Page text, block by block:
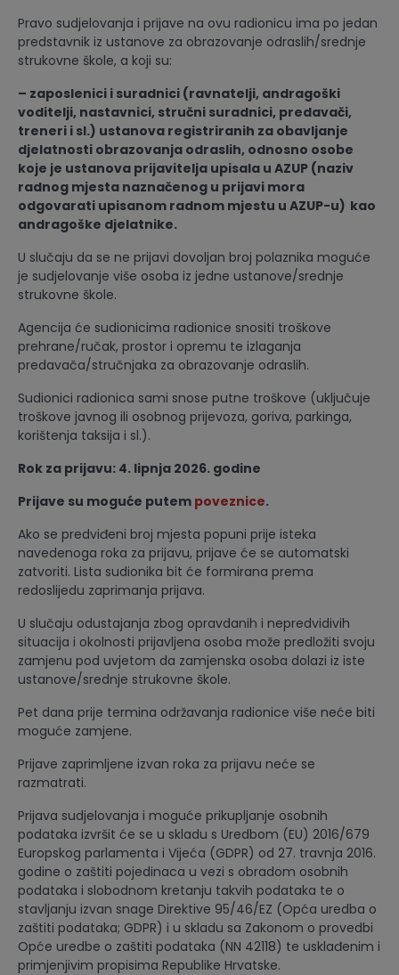
Pravo sudjelovanja i prijave na ovu radionicu ima po jedan
predstavnik iz ustanove za obrazovanje odraslih/srednje
strukovne škole, a koji su:
– zaposlenici i suradnici (ravnatelji, andragoški
voditelji, nastavnici, stručni suradnici, predavači,
treneri i sl.) ustanova registriranih za obavljanje
djelatnosti obrazovanja odraslih, odnosno osobe
koje je ustanova prijavitelja upisala u AZUP (naziv
radnog mjesta naznačenog u prijavi mora
odgovarati upisanom radnom mjestu u AZUP-u) kao
andragoške djelatnike.
U slučaju da se ne prijavi dovoljan broj polaznika moguće
je sudjelovanje više osoba iz jedne ustanove/srednje
strukovne škole.
Agencija će sudionicima radionice snositi troškove
prehrane/ručak, prostor i opremu te izlaganja
predavača/stručnjaka za obrazovanje odraslih.
Sudionici radionica sami snose putne troškove (uključuje
troškove javnog ili osobnog prijevoza, goriva, parkinga,
korištenja taksija i sl.).
Rok za prijavu: 4. lipnja 2026. godine
Prijave su moguće putem poveznice.
Ako se predviđeni broj mjesta popuni prije isteka
navedenoga roka za prijavu, prijave će se automatski
zatvoriti. Lista sudionika bit će formirana prema
redoslijedu zaprimanja prijava.
U slučaju odustajanja zbog opravdanih i nepredvidivih
situacija i okolnosti prijavljena osoba može predložiti svoju
zamjenu pod uvjetom da zamjenska osoba dolazi iz iste
ustanove/srednje strukovne škole.
Pet dana prije termina održavanja radionice više neće biti
moguće zamjene.
Prijave zaprimljene izvan roka za prijavu neće se
razmatrati.
Prijava sudjelovanja i moguće prikupljanje osobnih
podataka izvršit će se u skladu s Uredbom (EU) 2016/679
Europskog parlamenta i Vijeća (GDPR) od 27. travnja 2016.
godine o zaštiti pojedinaca u vezi s obradom osobnih
podataka i slobodnom kretanju takvih podataka te o
stavljanju izvan snage Direktive 95/46/EZ (Opća uredba o
zaštiti podataka; GDPR) i u skladu sa Zakonom o provedbi
Opće uredbe o zaštiti podataka (NN 42118) te usklađenim i
primjenjivim propisima Republike Hrvatske.